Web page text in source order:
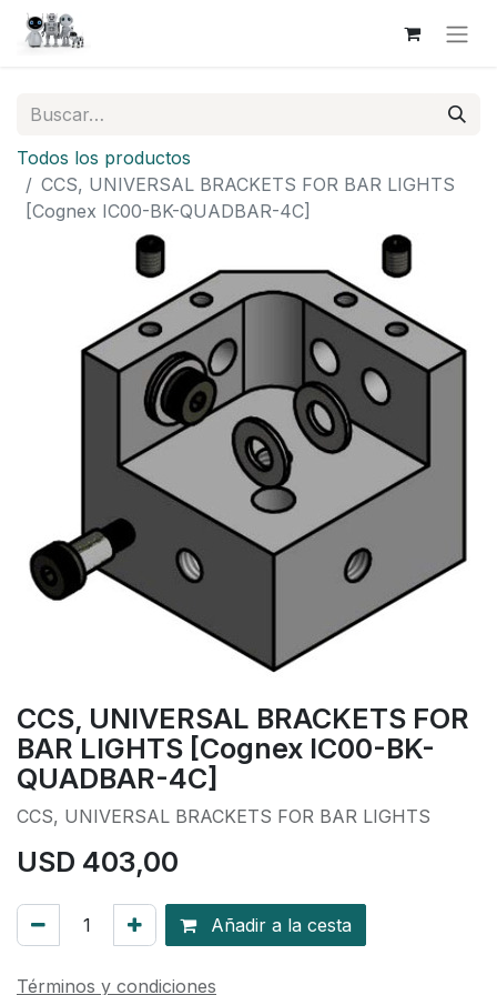
Todos los productos
CCS, UNIVERSAL BRACKETS FOR BAR LIGHTS
[Cognex IC00-BK-QUADBAR-4C]
CCS, UNIVERSAL BRACKETS FOR
BAR LIGHTS [Cognex IC00-BK-
QUADBAR-4C]
CCS, UNIVERSAL BRACKETS FOR BAR LIGHTS
USD 403,00
Añadir a la cesta
Términos y condiciones